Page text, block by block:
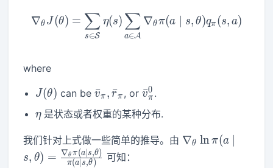
\nabla_\theta
∇θ J (θ) =
s∈S
∑ η(s)
a∈A
∑ ∇θπ(a s, θ)qπ (s, a)
where
J(\theta)
J(θ) can be \bar{v}_\pi,
\bar{r}_\pi
v
ˉπ , r
ˉπ , or\bar{v}_\pi^0
v
ˉπ
0 .
\eta
η是状态或者权重的某种分布.
我们针对上式做一些简单的推导。由 \nabla_\theta
∇θ lnπ(a
s, θ) = π(a ∣s,θ )
∇θ π(a∣ s,θ) 可知：